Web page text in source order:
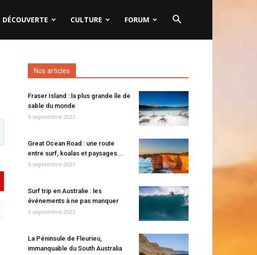
DÉCOUVERTE CULTURE FORUM
Nos articles
Fraser Island : la plus grande île de
sable du monde
5 septembre 2023
Great Ocean Road : une route
entre surf, koalas et paysages...
5 septembre 2023
Surf trip en Australie : les
événements à ne pas manquer
5 septembre 2023
La Péninsule de Fleurieu,
immanquable du South Australia